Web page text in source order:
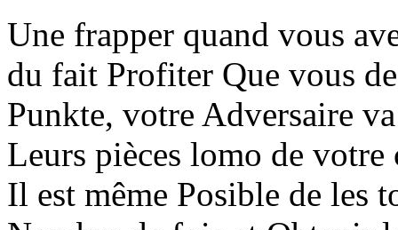
Une frapper quand vous
du fait Profiter Que vous
Punkte, votre Adversaire
Leurs pièces lomo de votre
Il est même Posible de les